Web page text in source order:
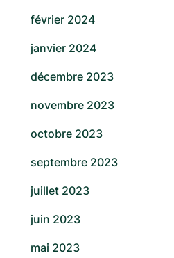
février 2024
janvier 2024
décembre 2023
novembre 2023
octobre 2023
septembre 2023
juillet 2023
juin 2023
mai 2023